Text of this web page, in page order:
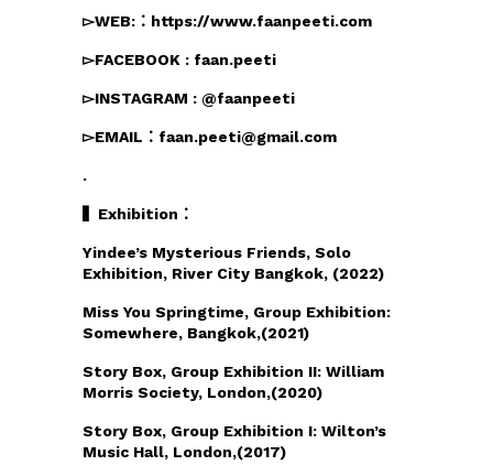
▻WEB:：https://www.faanpeeti.com
▻FACEBOOK : faan.peeti
▻INSTAGRAM : @faanpeeti
▻EMAIL：faan.peeti@gmail.com
.
▍Exhibition：
Yindee’s Mysterious Friends, Solo
Exhibition, River City Bangkok, (2022)
Miss You Springtime, Group Exhibition:
Somewhere, Bangkok,(2021)
Story Box, Group Exhibition II: William
Morris Society, London,(2020)
Story Box, Group Exhibition I: Wilton’s
Music Hall, London,(2017)